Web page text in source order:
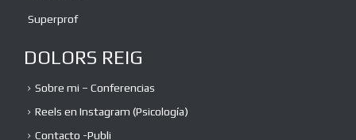
Superprof
DOLORS REIG
Sobre mi – Conferencias
Reels en Instagram (Psicología)
Contacto -Publi